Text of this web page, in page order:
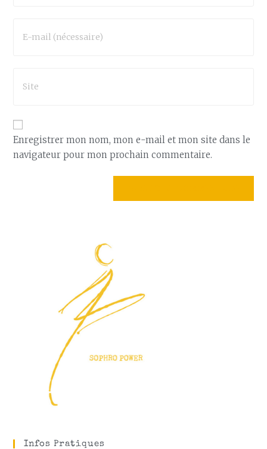
Enregistrer mon nom, mon e-mail et mon site dans le
navigateur pour mon prochain commentaire.
Infos Pratiques